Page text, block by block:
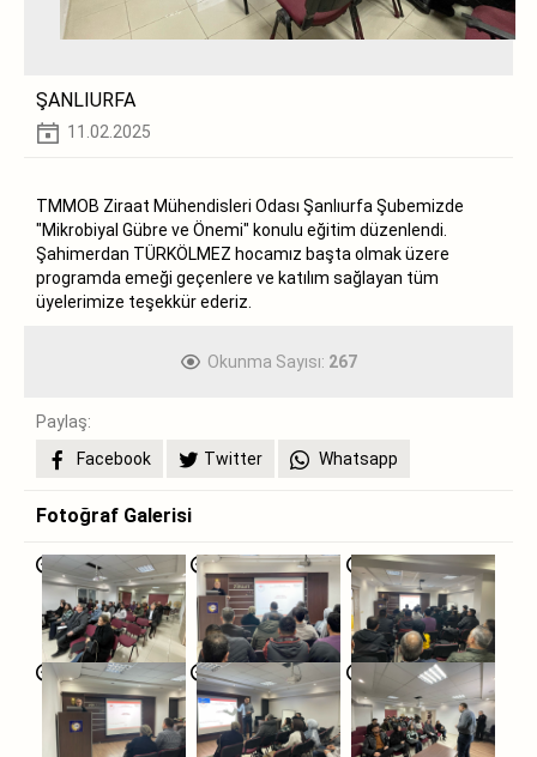
ŞANLIURFA
11.02.2025
TMMOB Ziraat Mühendisleri Odası Şanlıurfa Şubemizde
"Mikrobiyal Gübre ve Önemi" konulu eğitim düzenlendi.
Şahimerdan TÜRKÖLMEZ hocamız başta olmak üzere
programda emeği geçenlere ve katılım sağlayan tüm
üyelerimize teşekkür ederiz.
Okunma Sayısı: 267
Paylaş:
Facebook
Twitter Whatsapp
Fotoğraf Galerisi